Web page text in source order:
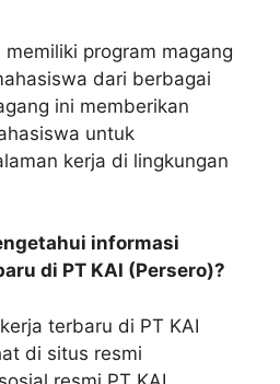
memiliki program magang
dari berbagai
ini memberikan
untuk
kerja di lingkungan
informasi
di PT KAI (Persero)?
terbaru di PT KAI
di situs resmi